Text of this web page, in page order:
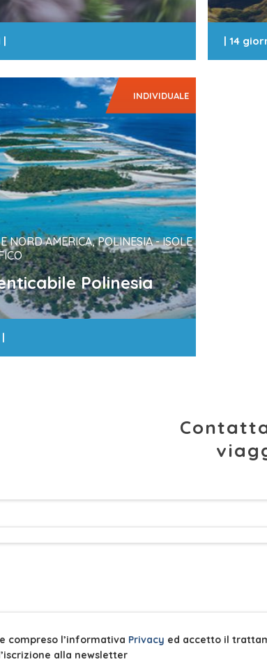
| | 14
INDIVIDUALE
NORD AMERICA, POLINESIA - ISOLE
Polinesia
|
compreso l’informativa Privacy ed accetto il
alla newsletter